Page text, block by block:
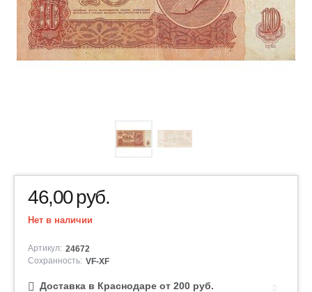
46,00руб.
Нет в наличии
Артикул: 24672
Сохранность: VF-XF
Доставка в Краснодаре от 200 руб.